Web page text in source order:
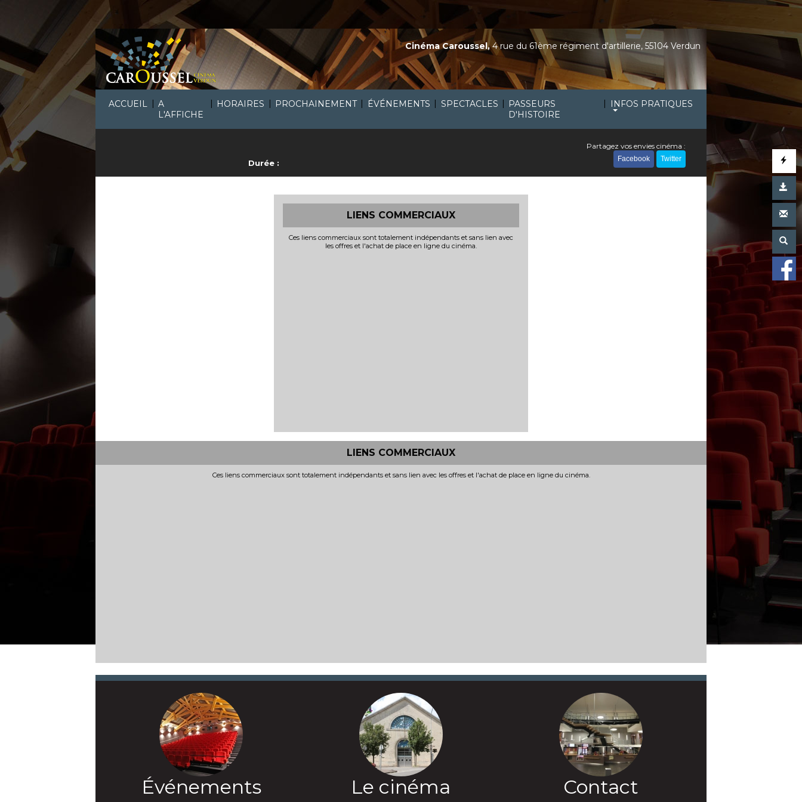
ACCUEIL | A
L'AFFICHE
| HORAIRES | PROCHAINEMENT | ÉVÉNEMENTS | SPECTACLES | PASSEURS
D'HISTOIRE
| INFOS PRATIQUES
Cinéma Caroussel,4 rue du 61ème régiment d'artillerie, 55104 Verdun
Durée :
Partagez vos envies cinéma :
Facebook Twitter
LIENS COMMERCIAUX
Ces liens commerciaux sont totalement indépendants et sans lien avec
les offres et l'achat de place en ligne du cinéma.
LIENS COMMERCIAUX
Ces liens commerciaux sont totalement indépendants et sans lien avec les offres et l'achat de place en ligne du cinéma.
Événements Le cinéma Contact